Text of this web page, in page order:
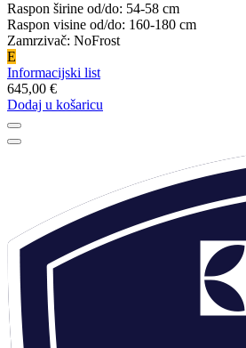
Raspon širine od/do: 54-58 cm
Raspon visine od/do: 160-180 cm
Zamrzivač: NoFrost
E
Informacijski list
645,00 €
Dodaj u košaricu